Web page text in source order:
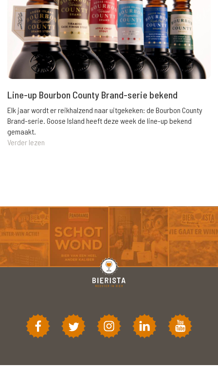
Line-up Bourbon County Brand-serie bekend
Elk jaar wordt er reikhalzend naar uitgekeken: de Bourbon County
Brand-serie. Goose Island heeft deze week de line-up bekend
gemaakt.
Verder lezen